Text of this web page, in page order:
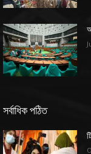
সর্বাধিক পঠিত